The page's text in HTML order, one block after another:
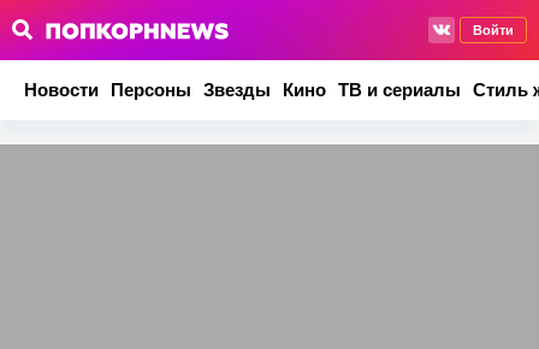
Войти
Новости Персоны Звезды Кино ТВ и сериалы Стиль